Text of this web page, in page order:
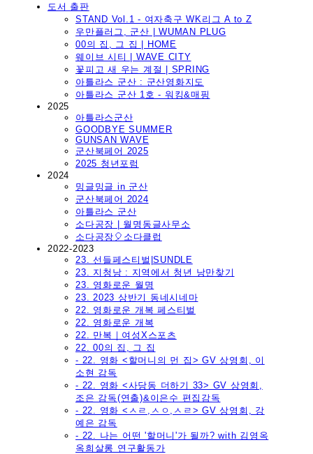
도서 출판
STAND Vol.1 - 여자축구 WK리그 A to Z
우만플러그, 군산 | WUMAN PLUG
00의 집, 그 집 | HOME
웨이브 시티 | WAVE CITY
꽃피고 새 우는 계절 | SPRING
아틀라스 군산 : 군산영화지도
아틀라스 군산 1호 - 워킹&매핑
2025
아틀라스군산
GOODBYE SUMMER
GUNSAN WAVE
군산북페어 2025
2025 청년포럼
2024
밍글밍글 in 군산
군산북페어 2024
아틀라스 군산
소다공장 | 월명동글사무소
소다공장🎈소다클럽
2022-2023
23. 선들페스티벌|SUNDLE
23. 지청낭 : 지역에서 청년 낭만찾기
23. 영화로운 월명
23. 2023 상반기 동네시네마
22. 영화로운 개복 페스티벌
22. 영화로운 개복
22. 만복｜여성X스포츠
22. 00의 집, 그 집
- 22. 영화 <할머니의 먼 집> GV 상영회, 이
소현 감독
- 22. 영화 <사당동 더하기 33> GV 상영회,
조은 감독(연출)&이은수 편집감독
- 22. 영화 <ㅅㄹ,ㅅㅇ,ㅅㄹ> GV 상영회, 강
예은 감독
- 22. 나는 어떤 '할머니'가 될까? with 김영옥
옥희살롱 연구활동가